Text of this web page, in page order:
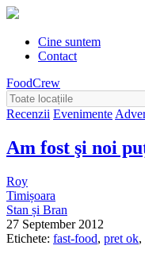
Cine suntem
Contact
FoodCrew
Recenzii Evenimente
Am fost şi noi
Roy
Timișoara
Stan și Bran
27 September 2012
Etichete: fast-food, pret ok,